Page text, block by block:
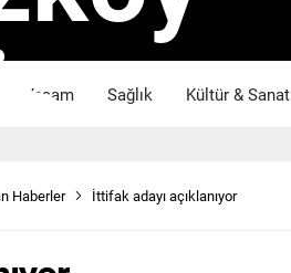
Yaşam Sağlık Kültür & Sanat
Haberler İttifak adayı açıklanıyor